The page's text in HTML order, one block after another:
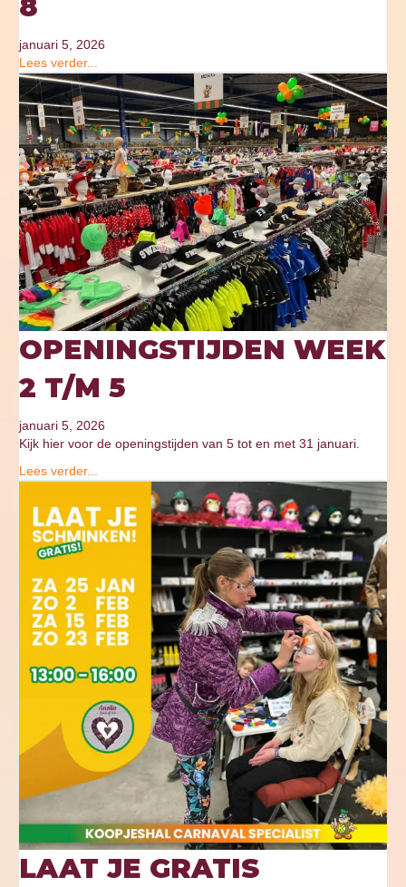
8
januari 5, 2026
Lees verder...
OPENINGSTIJDEN WEEK
2 T/M 5
januari 5, 2026
Kijk hier voor de openingstijden van 5 tot en met 31 januari.
Lees verder...
LAAT JE GRATIS